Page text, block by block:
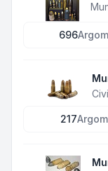
696
217